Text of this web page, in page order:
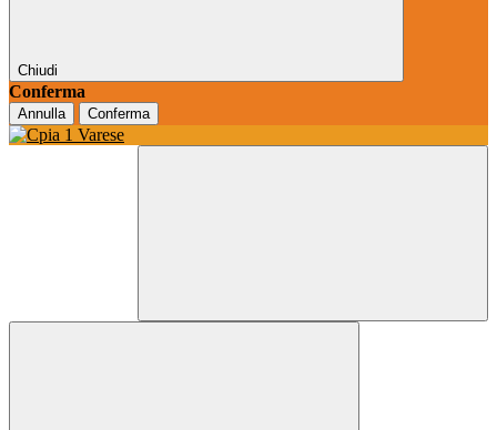
Chiudi
Conferma
Annulla Conferma